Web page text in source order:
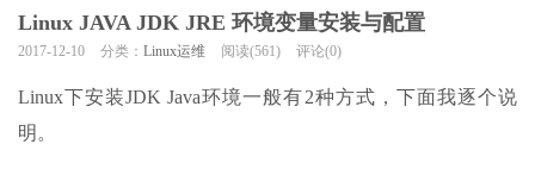
Linux JAVA JDK JRE 环境变量安装与配置
2017-12-10 分类： Linux运维 阅读(561) 评论(0)
Linux下安装JDK Java环境一般有2种方式，下面我逐个说
明。